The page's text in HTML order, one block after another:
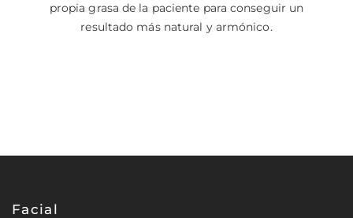
propia grasa de la paciente para conseguir un
resultado más natural y armónico.
Facial